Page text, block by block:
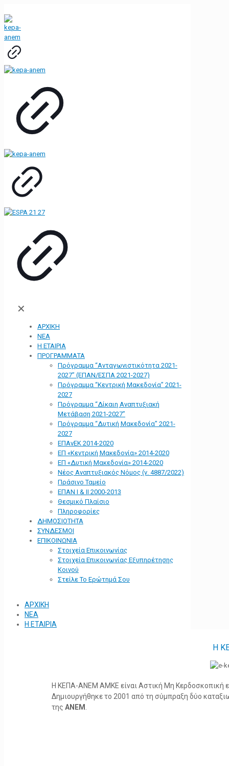
✕
ΑΡΧΙΚΗ
ΝΕΑ
Η ΕΤΑΙΡΙΑ
ΠΡΟΓΡΑΜΜΑΤΑ
Πρόγραμμα “Ανταγωνιστικότητα 2021-
2027” (ΕΠΑΝ/ΕΣΠΑ 2021-2027)
Πρόγραμμα “Κεντρική Μακεδονία” 2021-
2027
Πρόγραμμα “Δίκαιη Αναπτυξιακή
Μετάβαση 2021-2027”
Πρόγραμμα “Δυτική Μακεδονία” 2021-
2027
ΕΠΑνΕΚ 2014-2020
ΕΠ «Kεντρική Μακεδονία» 2014-2020
ΕΠ «Δυτική Μακεδονία» 2014-2020
Νέος Αναπτυξιακός Νόμος (ν. 4887/2022)
Πράσινο Ταμείο
ΕΠΑΝ Ι & ΙΙ 2000-2013
Θεσμικό Πλαίσιο
Πληροφορίες
ΔΗΜΟΣΙΟΤΗΤΑ
ΣΥΝΔΕΣΜΟΙ
ΕΠΙΚΟΙΝΩΝΙΑ
Στοιχεία Επικοινωνίας
Στοιχεία Επικοινωνίας Εξυπηρέτησης
Κοινού
Στείλε Το Ερώτημά Σου
ΑΡΧΙΚΗ
ΝΕΑ
Η ΕΤΑΙΡΙΑ
Η
Η ΚΕΠΑ-ΑΝΕΜ ΑΜΚΕ είναι Αστική Μη Κερδοσκοπική
Δημιουργήθηκε το 2001 από τη σύμπραξη δύο
της ΑΝΕΜ